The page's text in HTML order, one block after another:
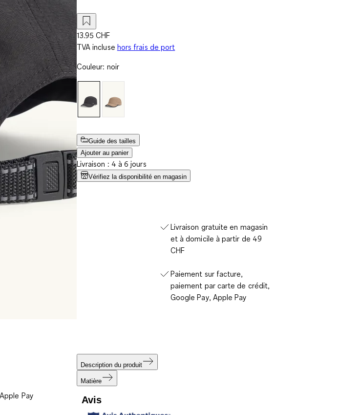
Pay
13.95 CHF
TVA incluse hors frais de port
Couleur: noir
Guide des tailles
Ajouter au panier
Livraison : 4 à 6 jours
Vérifiez la disponibilité en magasin
Livraison gratuite en magasin
et à domicile à partir de 49
CHF
Paiement sur facture,
paiement par carte de crédit,
Google Pay, Apple Pay
Description du produit
Matière
Avis